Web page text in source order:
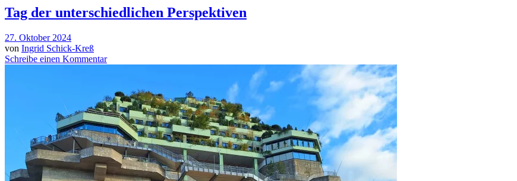
Tag der unterschiedlichen Perspektiven
27. Oktober 2024
von Ingrid Schick-Kreß
Schreibe einen Kommentar